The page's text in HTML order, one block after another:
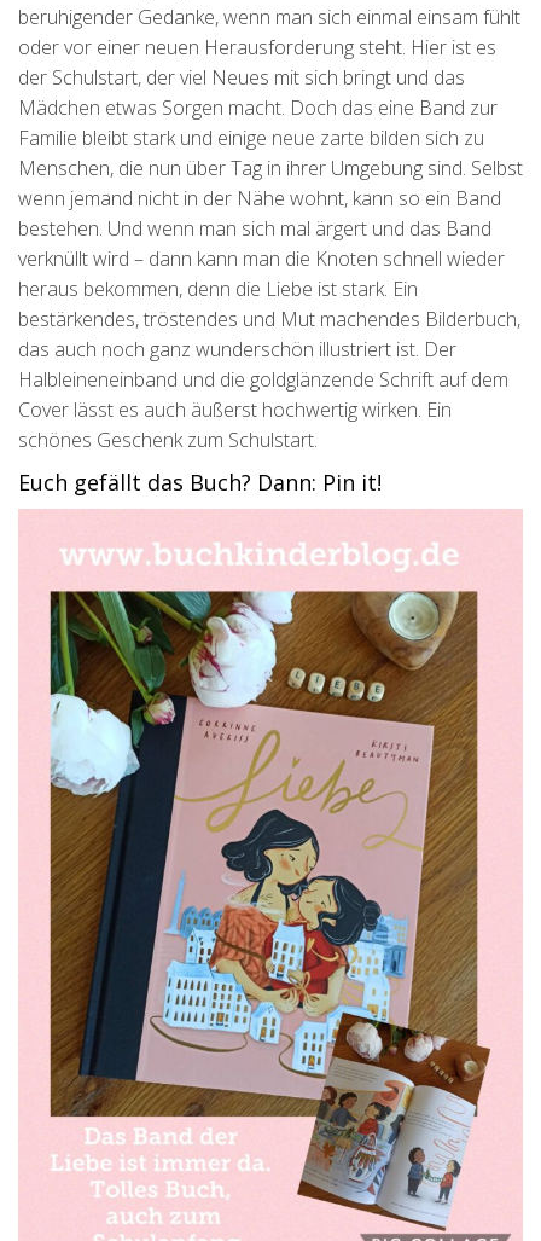
beruhigender Gedanke, wenn man sich einmal einsam fühlt
oder vor einer neuen Herausforderung steht. Hier ist es
der Schulstart, der viel Neues mit sich bringt und das
Mädchen etwas Sorgen macht. Doch das eine Band zur
Familie bleibt stark und einige neue zarte bilden sich zu
Menschen, die nun über Tag in ihrer Umgebung sind. Selbst
wenn jemand nicht in der Nähe wohnt, kann so ein Band
bestehen. Und wenn man sich mal ärgert und das Band
verknüllt wird – dann kann man die Knoten schnell wieder
heraus bekommen, denn die Liebe ist stark. Ein
bestärkendes, tröstendes und Mut machendes Bilderbuch,
das auch noch ganz wunderschön illustriert ist. Der
Halbleineneinband und die goldglänzende Schrift auf dem
Cover lässt es auch äußerst hochwertig wirken. Ein
schönes Geschenk zum Schulstart.
Euch gefällt das Buch? Dann: Pin it!